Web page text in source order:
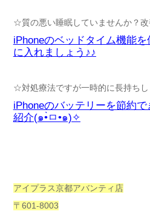
☆質の悪い睡眠していませんか？
iPhoneのベッドタイム機能
に入れましょう♪♪
☆対処療法ですが一時的に長持ち
iPhoneのバッテリーを節約
紹介(๑•̀ㅁ•๑)✧
アイプラス京都アバンティ店
〒601-8003